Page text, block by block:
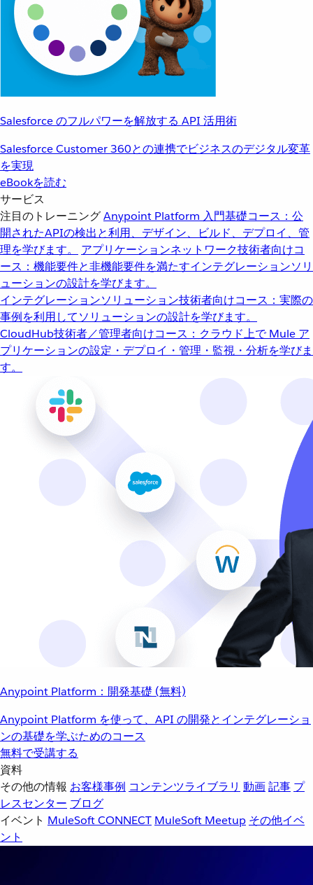
Salesforce のフルパワーを解放する API 活用術
Salesforce Customer 360との連携でビジネスのデジタル変革
を実現
eBookを読む
サービス
注目のトレーニングAnypoint Platform 入門基礎コース：公
開されたAPIの検出と利用、デザイン、ビルド、デプロイ、管
理を学びます。
アプリケーションネットワーク技術者向けコ
ース：機能要件と非機能要件を満たすインテグレーションソリ
ューションの設計を学びます。
インテグレーションソリューション技術者向けコース：実際の
事例を利用してソリューションの設計を学びます。
CloudHub技術者／管理者向けコース：クラウド上で Mule ア
プリケーションの設定・デプロイ・管理・監視・分析を学びま
す。
Anypoint Platform：開発基礎 (無料)
Anypoint Platform を使って、API の開発とインテグレーショ
ンの基礎を学ぶためのコース
無料で受講する
資料
その他の情報 お客様事例 コンテンツライブラリ 動画記事 プ
レスセンター ブログ
イベント MuleSoft CONNECT MuleSoft Meetup その他イベ
ント